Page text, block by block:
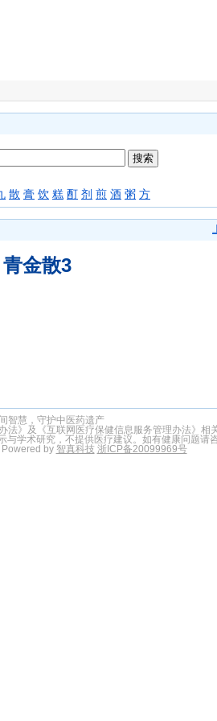
散 膏 饮 糕 酊 剂 煎 酒 粥 方
青金散3
智慧，守护中医药遗产
法》及《互联网医疗保健信息服务管理办法》相
学术研究，不提供医疗建议。如有健康问题请
Powered by 智真科技 浙ICP备20099969号